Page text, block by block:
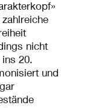
nicht
20.
und